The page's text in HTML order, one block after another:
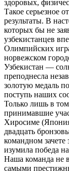
здоровых,
Такое серьезное
результаты. В
которых бы не
узбекистанцев
Олимпийских
норвежском
Узбекистан —
преподнесла
золотую медаль
поступь наших
Только лишь в
принимавшие
Хиросиме
двадцать
командном
изумила победа
Наша команда не
самыми